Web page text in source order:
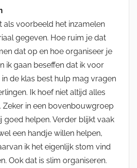
als voorbeeld het inzamelen
gegeven. Hoe ruim je dat
dat op en hoe organiseer je
ik gaan beseffen dat ik voor
de klas best hulp mag vragen
Ik hoef niet altijd alles
Zeker in een bovenbouwgroep
goed helpen. Verder blijkt vaak
een handje willen helpen,
ik het eigenlijk stom vind
Ook dat is slim organiseren.